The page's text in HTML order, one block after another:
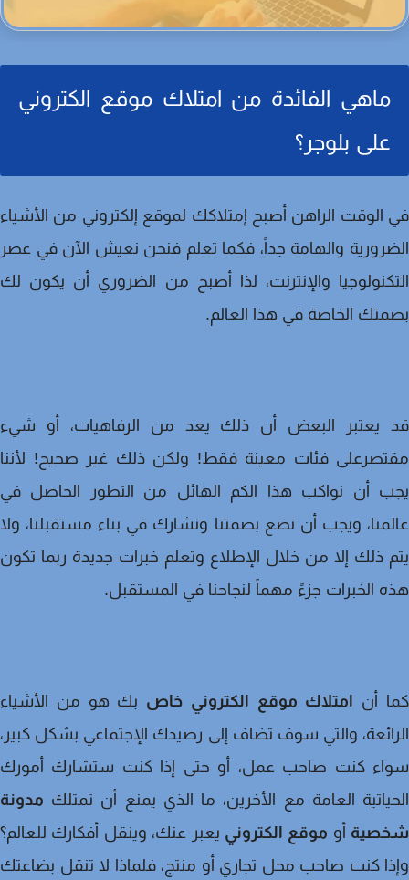
ماهي الفائدة من امتلاك موقع الكتروني
على بلوجر؟
الوقت الراهن أصبح إمتلاكك لموقع إلكتروني من الأشياء
والهامة جداً، فكما تعلم فنحن نعيش الآن في عصر
والإنترنت، لذا أصبح من الضروري أن يكون لك
الخاصة في هذا العالم.
يعتبر البعض أن ذلك يعد من الرفاهيات، أو شيء
فئات معينة فقط! ولكن ذلك غير صحيح! لأننا
أن نواكب هذا الكم الهائل من التطور الحاصل في
ويجب أن نضع بصمتنا ونشارك في بناء مستقبلنا، ولا
ذلك إلا من خلال الإطلاع وتعلم خبرات جديدة ربما تكون
الخبرات جزءً مهماً لنجاحنا في المستقبل.
أنامتلاك موقع الكتروني خاصبك هو من الأشياء
والتي سوف تضاف إلى رصيدك الإجتماعي بشكل كبير،
كنت صاحب عمل، أو حتى إذا كنت ستشارك أمورك
العامة مع الأخرين، ما الذي يمنع أن تمتلكمدونة
أوموقع الكترونييعبر عنك، وينقل أفكارك للعالم؟
كنت صاحب محل تجاري أو منتج، فلماذا لا تنقل بضاعتك